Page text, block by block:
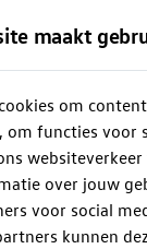
maakt
om
om functies voor
over jouw
voor social
kunnen